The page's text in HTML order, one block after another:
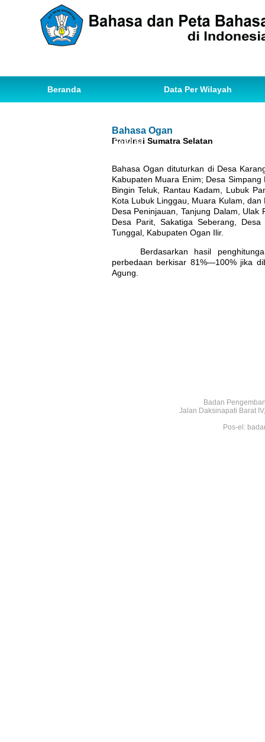
Beranda Data Per Wilayah
Ihwal Pemetaan Bahasa
Bahasa Ogan
Provinsi Sumatra Selatan
Bahasa Ogan dituturkan di Desa
Kabupaten Muara Enim; Desa Simpang
Bingin Teluk, Rantau Kadam, Lubuk
Kota Lubuk Linggau, Muara Kulam,
Desa Peninjauan, Tanjung Dalam,
Desa Parit, Sakatiga Seberang,
Tunggal, Kabupaten Ogan Ilir.
Berdasarkan hasil
perbedaan berkisar 81%—100% jika
Agung.
Badan
Jalan Daksinapati Barat
Pos-el: